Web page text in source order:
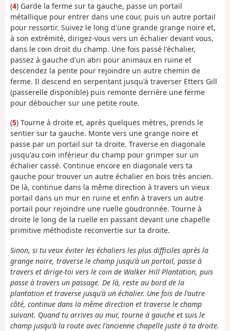
(4) Garde la ferme sur ta gauche, passe un portail
métallique pour entrer dans une cour, puis un autre portail
pour ressortir. Suivez le long d'une grande grange noire et,
à son extrémité, dirigez-vous vers un échalier devant vous,
dans le coin droit du champ. Une fois passé l'échalier,
passez à gauche d'un abri pour animaux en ruine et
descendez la pente pour rejoindre un autre chemin de
ferme. Il descend en serpentant jusqu'à traverser Etters Gill
(passerelle disponible) puis remonte derrière une ferme
pour déboucher sur une petite route.
(5) Tourne à droite et, après quelques mètres, prends le
sentier sur ta gauche. Monte vers une grange noire et
passe par un portail sur ta droite. Traverse en diagonale
jusqu'au coin inférieur du champ pour grimper sur un
échalier cassé. Continue encore en diagonale vers ta
gauche pour trouver un autre échalier en bois très ancien.
De là, continue dans la même direction à travers un vieux
portail dans un mur en ruine et enfin à travers un autre
portail pour rejoindre une ruelle goudronnée. Tourne à
droite le long de la ruelle en passant devant une chapelle
primitive méthodiste reconvertie sur ta droite.
Sinon, si tu veux éviter les échaliers les plus difficiles après la
grange noire, traverse le champ jusqu'à un portail, passe à
travers et dirige-toi vers le coin de Walker Hill Plantation, puis
passe à travers un passage. De là, reste au bord de la
plantation et traverse jusqu'à un échalier. Une fois de l'autre
côté, continue dans la même direction et traverse le champ
suivant. Quand tu arrives au mur, tourne à gauche et suis le
champ jusqu'à la route avec l'ancienne chapelle juste à ta droite.